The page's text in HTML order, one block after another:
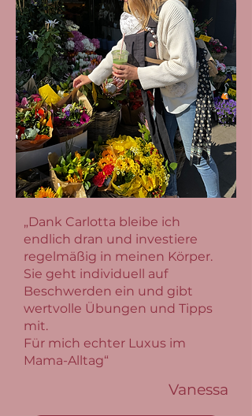
„Dank Carlotta bleibe ich
endlich dran und investiere
regelmäßig in meinen Körper.
Sie geht individuell auf
Beschwerden ein und gibt
wertvolle Übungen und Tipps
mit.
Für mich echter Luxus im
Mama-Alltag“
Vanessa